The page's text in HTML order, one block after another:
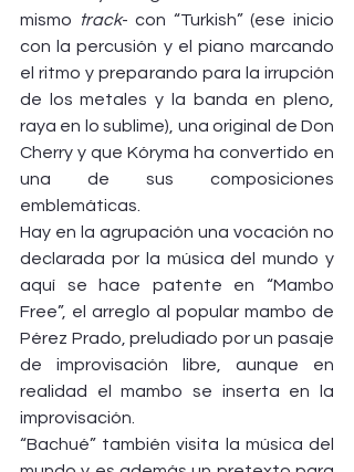
mismo
track- con “Turkish” (ese inicio
con la percusión y el piano marcando
el ritmo y preparando para la irrupción
de los metales y la banda en pleno,
raya en lo sublime), una original de Don
Cherry y que Kóryma ha convertido en
una de sus composiciones
emblemáticas.
Hay en la agrupación una vocación no
declarada por la música del mundo y
aquí se hace patente en “Mambo
Free”, el arreglo al popular mambo de
Pérez Prado, preludiado por un pasaje
de improvisación libre, aunque en
realidad el mambo se inserta en la
improvisación.
“Bachué” también visita la música del